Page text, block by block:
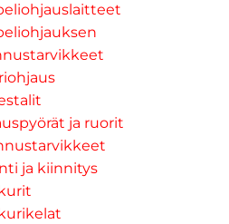
ja ruorit
ja kiinnitys